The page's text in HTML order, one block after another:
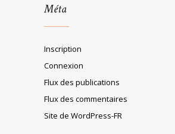
Méta
Inscription
Connexion
Flux des publications
Flux des commentaires
Site de WordPress-FR